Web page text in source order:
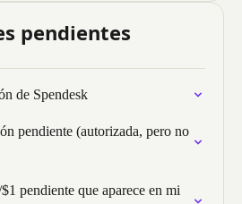
pendientes
de Spendesk
pendiente (autorizada, pero no
pendiente que aparece en mi